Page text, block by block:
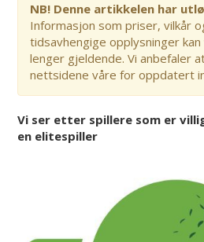
NB! Denne artikkelen har
Informasjon som priser, vilkår
tidsavhengige opplysninger
lenger gjeldende. Vi anbefaler
nettsidene våre for oppdatert
Vi ser etter spillere som er
en elitespiller